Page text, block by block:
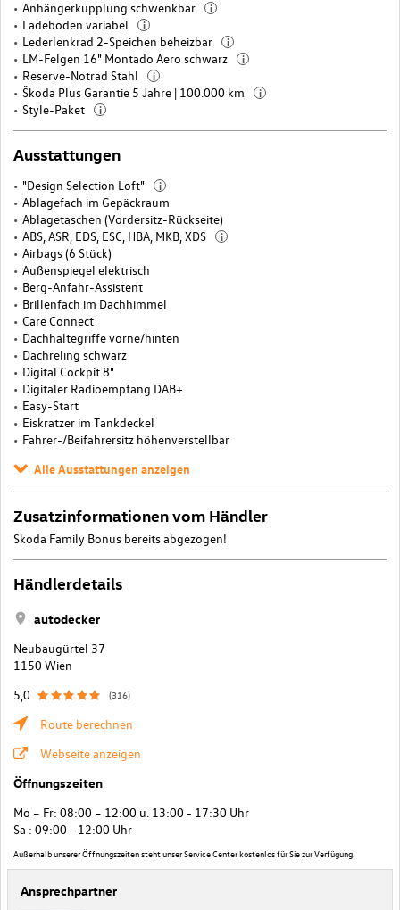
Anhängerkupplung schwenkbar i
Ladeboden variabel i
Lederlenkrad 2-Speichen beheizbar i
LM-Felgen 16" Montado Aero schwarz i
Reserve-Notrad Stahl i
Škoda Plus Garantie 5 Jahre | 100.000 km i
Style-Paket i
Ausstattungen
"Design Selection Loft" i
Ablagefach im Gepäckraum
Ablagetaschen (Vordersitz-Rückseite)
ABS, ASR, EDS, ESC, HBA, MKB, XDS
i
Airbags (6 Stück)
Außenspiegel elektrisch
Berg-Anfahr-Assistent
Brillenfach im Dachhimmel
Care Connect
Dachhaltegriffe vorne/hinten
Dachreling schwarz
Digital Cockpit 8"
Digitaler Radioempfang DAB+
Easy-Start
Eiskratzer im Tankdeckel
Fahrer-/Beifahrersitz höhenverstellbar
Alle Ausstattungen anzeigen
Zusatzinformationen vom Händler
Skoda Family Bonus bereits abgezogen!
Händlerdetails
autodecker
Neubaugürtel 37
1150 Wien
5,0
(316)
Route berechnen
Webseite anzeigen
Öffnungszeiten
Mo – Fr: 08:00 – 12:00 u. 13:00 - 17:30 Uhr
Sa : 09:00 - 12:00 Uhr
Außerhalb unserer Öffnungszeiten steht unser Service Center kostenlos für Sie zur Verfügung.
Ansprechpartner